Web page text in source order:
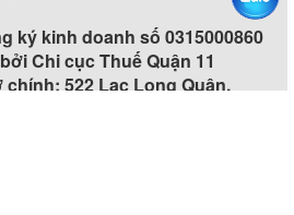
ký kinh doanh số 0315000860
Chi cục Thuế Quận 11
522 Lạc Long Quân,